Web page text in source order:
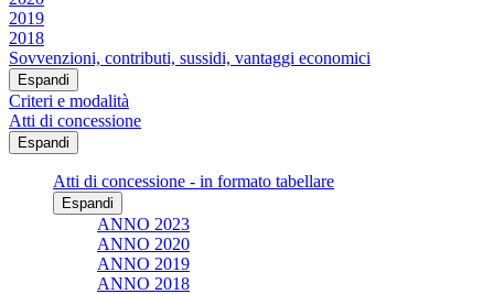
2019
2018
Sovvenzioni, contributi, sussidi, vantaggi economici
Espandi
Criteri e modalità
Atti di concessione
Espandi
Atti di concessione - in formato tabellare
Espandi
ANNO 2023
ANNO 2020
ANNO 2019
ANNO 2018